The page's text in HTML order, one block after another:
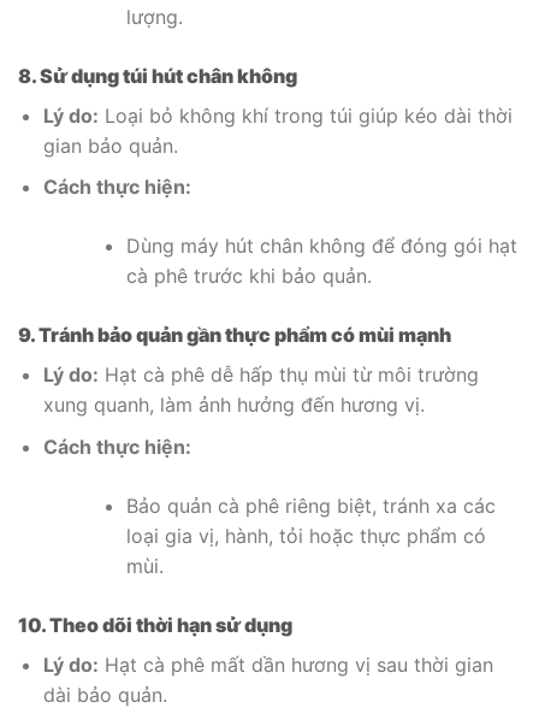
lượng.
8. Sử dụng túi hút chân không
Lý do: Loại bỏ không khí trong túi giúp kéo dài thời
gian bảo quản.
Cách thực hiện:
Dùng máy hút chân không để đóng gói hạt
cà phê trước khi bảo quản.
9. Tránh bảo quản gần thực phẩm có mùi mạnh
Lý do: Hạt cà phê dễ hấp thụ mùi từ môi trường
xung quanh, làm ảnh hưởng đến hương vị.
Cách thực hiện:
Bảo quản cà phê riêng biệt, tránh xa các
loại gia vị, hành, tỏi hoặc thực phẩm có
mùi.
10. Theo dõi thời hạn sử dụng
Lý do: Hạt cà phê mất dần hương vị sau thời gian
dài bảo quản.